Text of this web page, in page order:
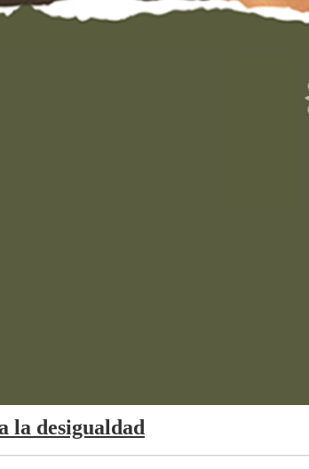
la desigualdad